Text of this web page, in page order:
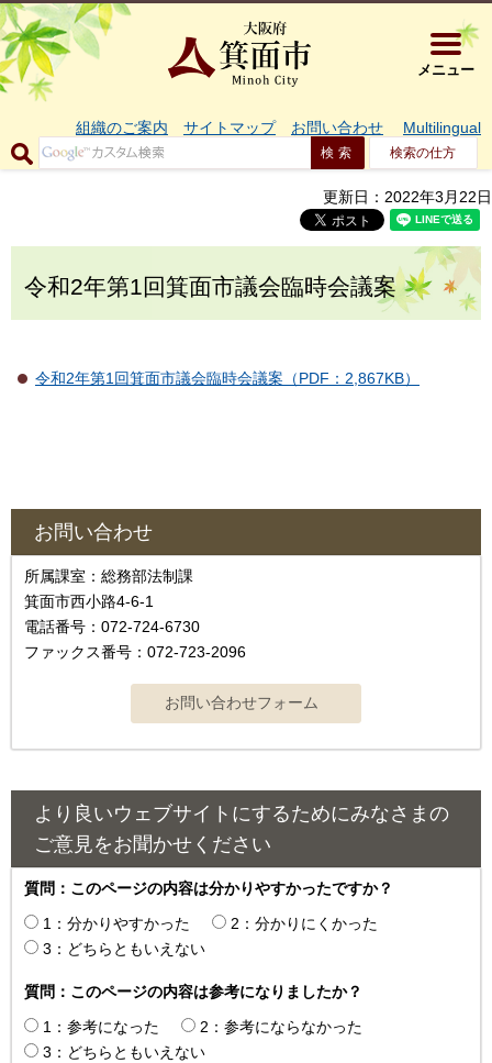
大阪府箕
メニュー
組織のご案内 サイトマップ お問い合わせ Multilingual
検索の仕方
更新日：2022年3月22日
令和2年第1回箕面市議会臨時会議案
令和2年第1回箕面市議会臨時会議案（PDF：2,867KB）
お問い合わせ
所属課室：総務部法制課
箕面市西小路4‐6‐1
電話番号：072-724-6730
ファックス番号：072-723-2096
より良いウェブサイトにするためにみなさまの
ご意見をお聞かせください
質問：このページの内容は分かりやすかったですか？
1：分かりやすかった
2：分かりにくかった
3：どちらともいえない
質問：このページの内容は参考になりましたか？
1：参考になった
2：参考にならなかった
3：どちらともいえない